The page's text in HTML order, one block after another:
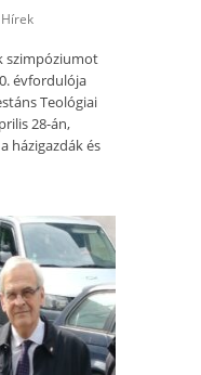
Hírek
szimpóziumot
évfordulója
Teológiai
28-án,
házigazdák és